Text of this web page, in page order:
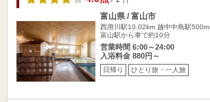
富山県 / 富山市
西滑川駅10.02km 越中中島駅500m
富山駅から車で約10分
営業時間 6:00～24:00
入浴料金 880円～
日帰り ひとり旅・一人旅